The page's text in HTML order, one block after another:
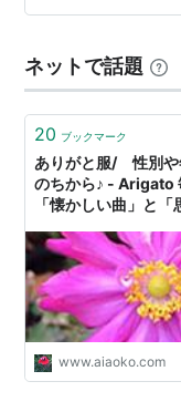
に。 さて、お次
ネットで話題
20 ブックマーク
ありがと服/ 性別や
のちから♪ - Arigato
「懐かしい曲」と
www.aiaoko.com